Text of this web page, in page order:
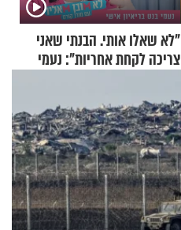
"לא שאלו אותי. הבנתי שאני
צריכה לקחת אחריות": נעמי